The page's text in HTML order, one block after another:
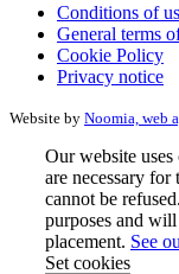
Conditions of
General terms
Cookie Policy
Privacy notice
Website by Noomia, web
Our website
are necessary
cannot be
purposes and
placement. See
Set cookies